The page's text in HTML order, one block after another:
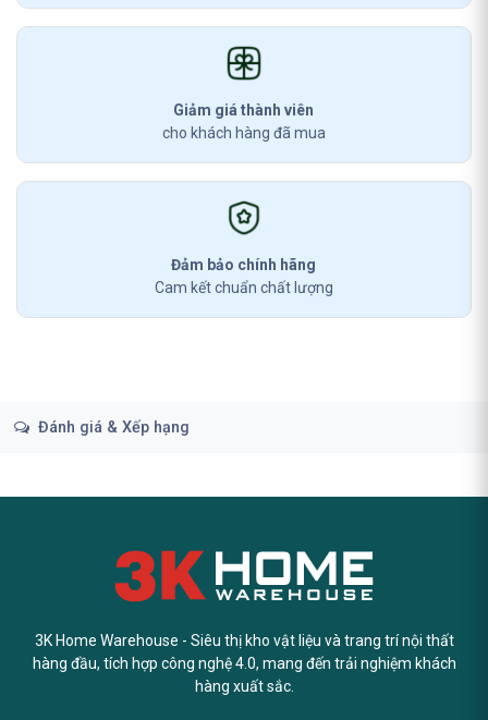
Giảm giá thành viên
cho khách hàng đã mua
Đảm bảo chính hãng
Cam kết chuẩn chất lượng
Đánh giá & Xếp hạng
3K Home Warehouse - Siêu thị kho vật liệu và trang trí nội thất
hàng đầu, tích hợp công nghệ 4.0, mang đến trải nghiệm khách
hàng xuất sắc.